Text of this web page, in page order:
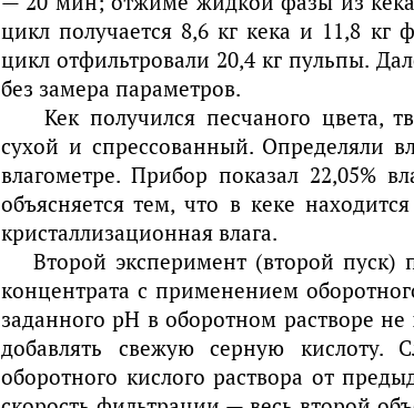
цикл получается 8,6 кг кека и 11,8 кг
цикл отфильтровали 20,4 кг пульпы.
без замера параметров.
Кек получился песчаного цвета,
сухой и спрессованный. Определяли
влагометре. Прибор показал 22,05%
объясняется тем, что в кеке
кристаллизационная влага.
Второй эксперимент (второй пуск)
концентрата с применением
заданного рН в оборотном растворе
добавлять свежую серную кислоту.
оборотного кислого раствора от